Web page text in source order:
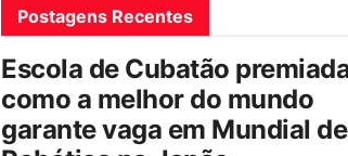
Postagens Recentes
Escola de Cubatão
como a melhor do mundo
garante vaga em Mundial de